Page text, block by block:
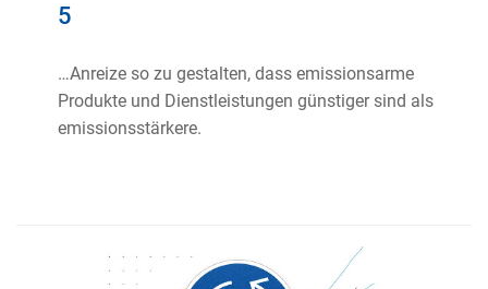
5
…Anreize so zu gestalten, dass emissionsarme
Produkte und Dienstleistungen günstiger sind als
emissionsstärkere.